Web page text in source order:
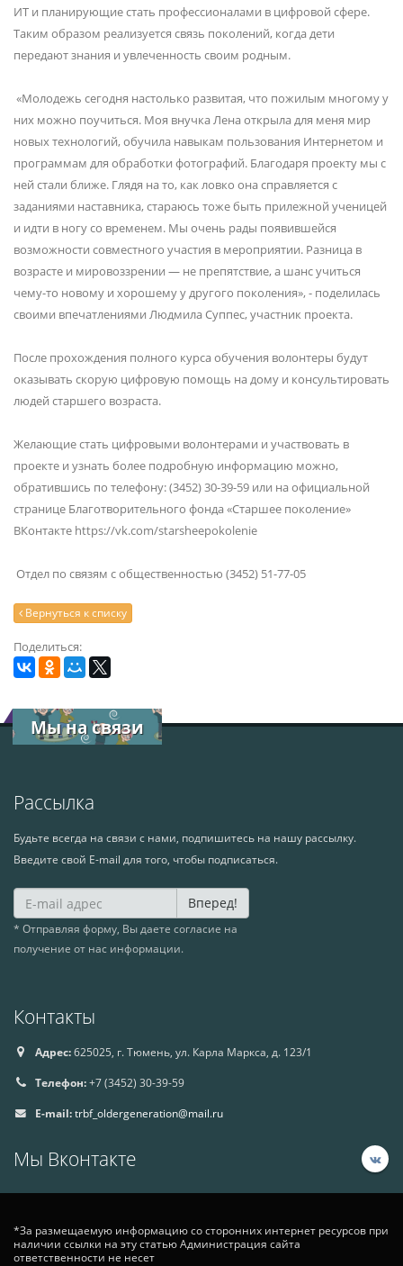
ИТ и планирующие стать профессионалами в цифровой сфере.
Таким образом реализуется связь поколений, когда дети
передают знания и увлеченность своим родным.
«Молодежь сегодня настолько развитая, что пожилым многому у
них можно поучиться. Моя внучка Лена открыла для меня мир
новых технологий, обучила навыкам пользования Интернетом и
программам для обработки фотографий. Благодаря проекту мы с
ней стали ближе. Глядя на то, как ловко она справляется с
заданиями наставника, стараюсь тоже быть прилежной ученицей
и идти в ногу со временем. Мы очень рады появившейся
возможности совместного участия в мероприятии. Разница в
возрасте и мировоззрении — не препятствие, а шанс учиться
чему-то новому и хорошему у другого поколения», - поделилась
своими впечатлениями Людмила Суппес, участник проекта.
После прохождения полного курса обучения волонтеры будут
оказывать скорую цифровую помощь на дому и консультировать
людей старшего возраста.
Желающие стать цифровыми волонтерами и участвовать в
проекте и узнать более подробную информацию можно,
обратившись по телефону: (3452) 30-39-59 или на официальной
странице Благотворительного фонда «Старшее поколение»
ВКонтакте https://vk.com/starsheepokolenie
Отдел по связям с общественностью (3452) 51-77-05
Вернуться к списку
Поделиться:
Мы на связи
Рассылка
Будьте всегда на связи с нами, подпишитесь на нашу рассылку.
Введите свой E-mail для того, чтобы подписаться.
Вперед!
* Отправляя форму, Вы даете согласие на
получение от нас информации.
Контакты
Адрес:625025, г. Тюмень, ул. Карла Маркса, д. 123/1
Телефон:+7 (3452) 30-39-59
E-mail:trbf_oldergeneration@mail.ru
Мы Вконтакте
*За размещаемую информацию со сторонних интернет ресурсов при
наличии ссылки на эту статью Администрация сайта
ответственности не несет